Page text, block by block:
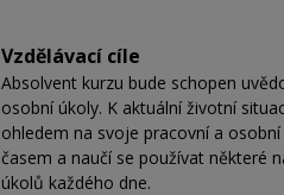
Vzdělávací cíle
Absolvent kurzu bude schopen
osobní úkoly. K aktuální životní
ohledem na svoje pracovní a
časem a naučí se používat některé
úkolů každého dne.